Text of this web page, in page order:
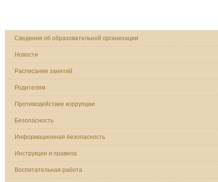
Сведения об образовательной организации
Новости
Расписание занятий
Родителям
Противодействие коррупции
Безопасность
Информационная безопасность
Инструкции и правила
Воспитательная работа